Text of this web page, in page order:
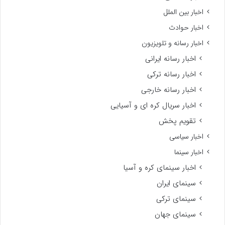
اخبار بین الملل
اخبار حوادث
اخبار رسانه و تلویزیون
اخبار رسانه ایرانی
اخبار رسانه ترکی
اخبار رسانه خارجی
اخبار سریال کره ای و آسیایی
تقویم پخش
اخبار سیاسی
اخبار سینما
اخبار سینمای کره و آسیا
سینمای ایران
سینمای ترکی
سینمای جهان